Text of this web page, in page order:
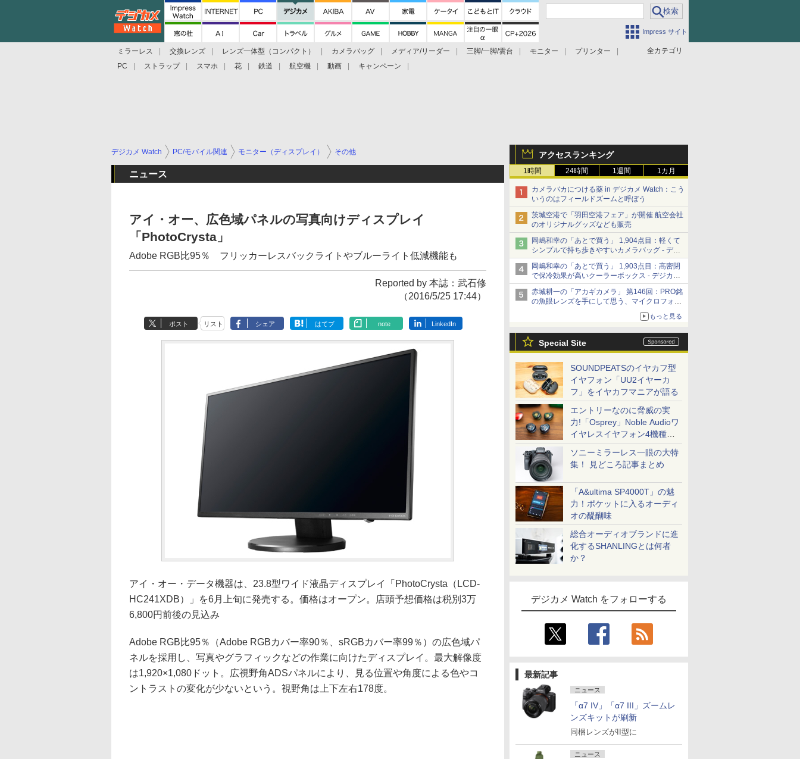
Impress サイト
全カテゴリ
ミラーレス 交換レンズ レンズ一体型（コンパクト） カメラバッグ メディア/リーダー 三脚/一脚/雲台 モニター
プリンター
PC
ストラップ スマホ 花 鉄道 航空機 動画 キャンペーン
アクセスランキング
1時間 24時間 1週間 1カ月
カメラバカにつける薬 in デジカメ Watch：こう
いうのはフィールドズームと呼ぼう
茨城空港で「羽田空港フェア」が開催 航空会社
のオリジナルグッズなども販売
岡嶋和幸の「あとで買う」 1,904点目：軽くて
シンプルで持ち歩きやすいカメラバッグ - デジ
カメ Watch
岡嶋和幸の「あとで買う」 1,903点目：高密閉
で保冷効果が高いクーラーボックス - デジカメ
Watch
赤城耕一の「アカギカメラ」 第146回：PRO銘
の魚眼レンズを手にして思う、マイクロフォー
もっと見る
Special Site
SOUNDPEATSのイヤカフ型
イヤフォン「UU2イヤーカ
フ」をイヤカフマニアが語る
エントリーなのに脅威の実
力!「Osprey」Noble Audioワ
イヤレスイヤフォン4機種を
一気に聴く
ソニーミラーレス一眼の大特
集！ 見どころ記事まとめ
「A&ultima SP4000T」の魅
力！ポケットに入るオーディ
オの醍醐味
総合オーディオブランドに進
化するSHANLINGとは何者
か？
デジカメ Watch をフォローする
最新記事
ニュース
「α7 IV」「α7 III」ズームレ
ンズキットが刷新
同梱レンズがII型に
ニュース
デジカメ Watch PC/モバイル関連 モニター（ディスプレイ） その他
ニュース
アイ・オー、広色域パネルの写真向けディスプレイ
「PhotoCrysta」
Adobe RGB比95％ フリッカーレスバックライトやブルーライト低減機能も
Reported by 本誌：武石修
（2016/5/25 17:44）
ポスト リスト シェア はてブ note LinkedIn
アイ・オー・データ機器は、23.8型ワイド液晶ディスプレイ「PhotoCrysta（LCD-
HC241XDB）」を6月上旬に発売する。価格はオープン。店頭予想価格は税別3万
6,800円前後の見込み
Adobe RGB比95％（Adobe RGBカバー率90％、sRGBカバー率99％）の広色域パ
ネルを採用し、写真やグラフィックなどの作業に向けたディスプレイ。最大解像度
は1,920×1,080ドット。広視野角ADSパネルにより、見る位置や角度による色やコ
ントラストの変化が少ないという。視野角は上下左右178度。